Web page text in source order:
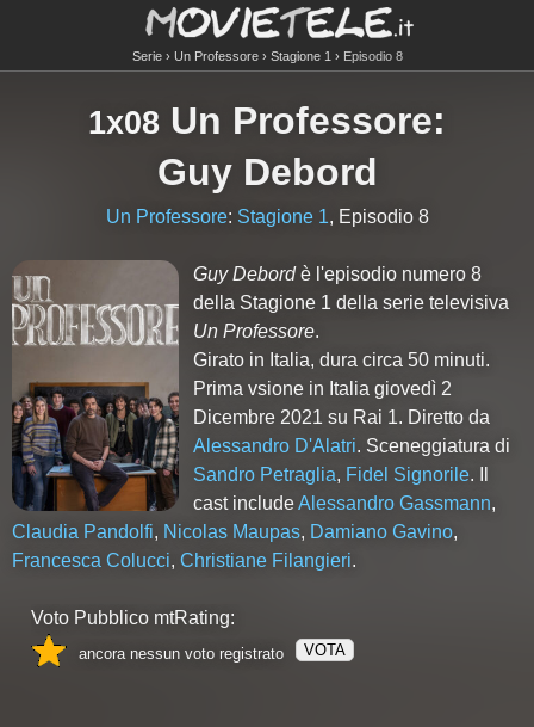
Serie Un Professore Stagione 1 Episodio 8
1x08 Un Professore:
Guy Debord
Un Professore: Stagione 1, Episodio 8
Guy Debordè l'episodio numero8
della Stagione 1 della serie televisiva
Un Professore.
Girato in Italia, dura circa 50 minuti.
Prima vsione in Italia giovedì 2
Dicembre 2021 su Rai 1. Diretto da
Alessandro D'Alatri. Sceneggiatura di
Sandro Petraglia, Fidel Signorile. Il
cast includeAlessandro Gassmann,
Claudia Pandolfi, Nicolas Maupas, Damiano Gavino,
Francesca Colucci, Christiane Filangieri.
Voto Pubblico mtRating:
ancora nessun voto registrato VOTA